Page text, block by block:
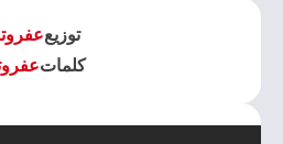
توزيع
كلمات